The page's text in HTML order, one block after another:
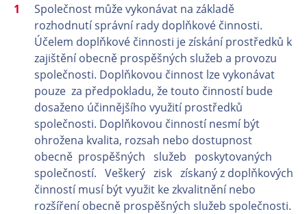
Společnost může vykonávat na základě
rozhodnutí správní rady doplňkové činnosti.
Účelem doplňkové činnosti je získání prostředků k
zajištění obecně prospěšných služeb a provozu
společnosti. Doplňkovou činnost lze vykonávat
pouze za předpokladu, že touto činností bude
dosaženo účinnějšího využití prostředků
společnosti. Doplňkovou činností nesmí být
ohrožena kvalita, rozsah nebo dostupnost
obecně prospěšných služeb poskytovaných
společností. Veškerý zisk získaný z doplňkových
činností musí být využit ke zkvalitnění nebo
rozšíření obecně prospěšných služeb společnosti.